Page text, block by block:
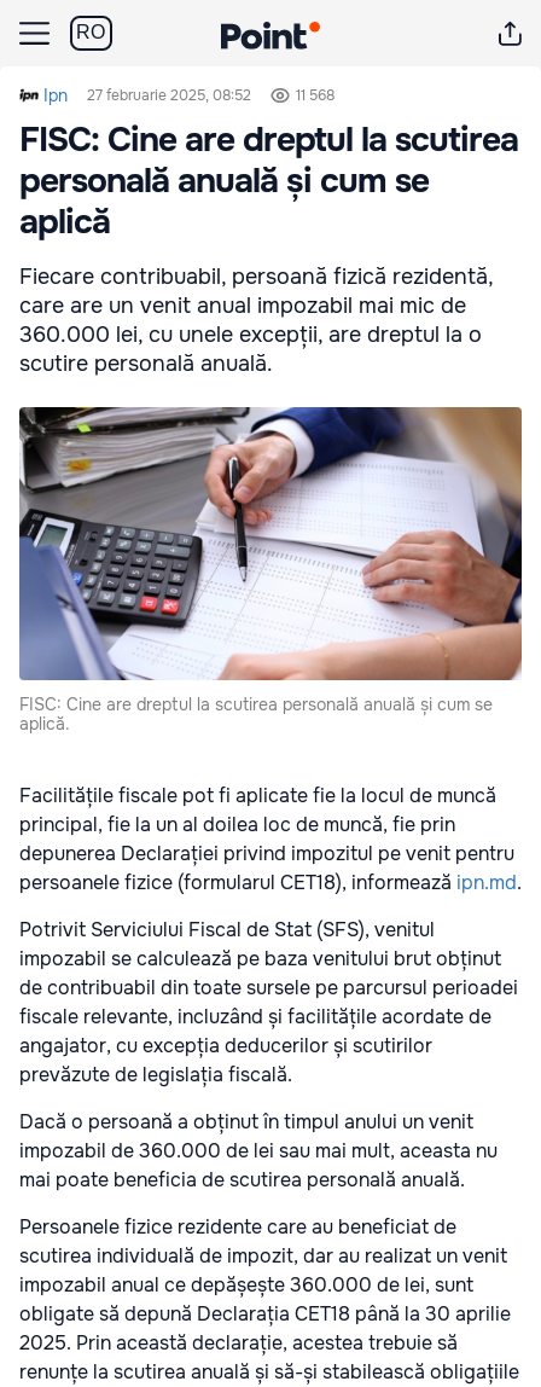
RO
Ipn 27 februarie 2025, 08:52 11 568
FISC: Cine are dreptul la scutirea
personală anuală și cum se
aplică
Fiecare contribuabil, persoană fizică rezidentă,
care are un venit anual impozabil mai mic de
360.000 lei, cu unele excepții, are dreptul la o
scutire personală anuală.
FISC: Cine are dreptul la scutirea personală anuală și cum se
aplică.
Facilitățile fiscale pot fi aplicate fie la locul de muncă
principal, fie la un al doilea loc de muncă, fie prin
depunerea Declarației privind impozitul pe venit pentru
persoanele fizice (formularul CET18), informează ipn.md.
Potrivit Serviciului Fiscal de Stat (SFS), venitul
impozabil se calculează pe baza venitului brut obținut
de contribuabil din toate sursele pe parcursul perioadei
fiscale relevante, incluzând și facilitățile acordate de
angajator, cu excepția deducerilor și scutirilor
prevăzute de legislația fiscală.
Dacă o persoană a obținut în timpul anului un venit
impozabil de 360.000 de lei sau mai mult, aceasta nu
mai poate beneficia de scutirea personală anuală.
Persoanele fizice rezidente care au beneficiat de
scutirea individuală de impozit, dar au realizat un venit
impozabil anual ce depășește 360.000 de lei, sunt
obligate să depună Declarația CET18 până la 30 aprilie
2025. Prin această declarație, acestea trebuie să
renunțe la scutirea anuală și să-și stabilească obligațiile